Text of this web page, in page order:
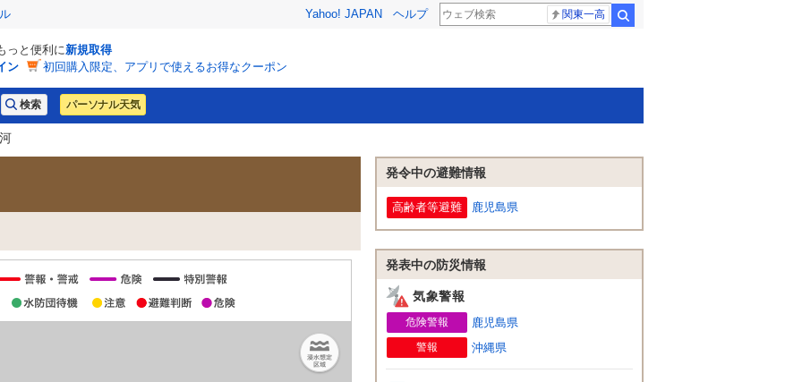
Yahoo! JAPAN ヘルプ 関東一高
っと便利に新規取得
ン
初回購入限定、アプリで使えるお得なクーポン
パーソナル天気
発令中の避難情報
高齢者等避難 鹿児島県
発表中の防災情報
気象警報
危険警報 鹿児島県
警報 沖縄県